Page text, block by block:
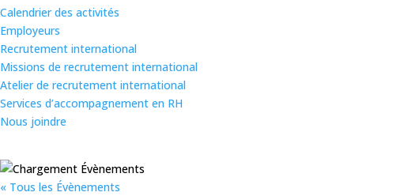
Calendrier des activités
Employeurs
Recrutement international
Missions de recrutement international
Atelier de recrutement international
Services d’accompagnement en RH
Nous joindre
« Tous les Évènements